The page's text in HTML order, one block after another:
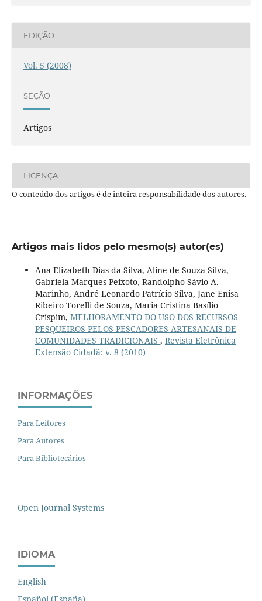
EDIÇÃO
Vol. 5 (2008)
SEÇÃO
Artigos
LICENÇA
O conteúdo dos artigos é de inteira responsabilidade dos autores.
Artigos mais lidos pelo mesmo(s) autor(es)
Ana Elizabeth Dias da Silva, Aline de Souza Silva,
Gabriela Marques Peixoto, Randolpho Sávio A.
Marinho, André Leonardo Patrício Silva, Jane Enisa
Ribeiro Torelli de Souza, Maria Cristina Basílio
Crispim, MELHORAMENTO DO USO DOS RECURSOS
PESQUEIROS PELOS PESCADORES ARTESANAIS DE
COMUNIDADES TRADICIONAIS , Revista Eletrônica
Extensão Cidadã: v. 8 (2010)
INFORMAÇÕES
Para Leitores
Para Autores
Para Bibliotecários
Open Journal Systems
IDIOMA
English
Español (España)